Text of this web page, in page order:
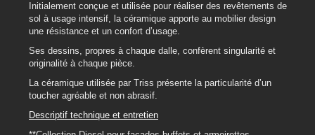
Initialement conçue et utilisée pour réaliser des revêtements de
sol à usage intensif, la céramique apporte au mobilier design
une résistance et un confort d’usage.
Ses dessins, propres à chaque dalle, confèrent singularité et
originalité à chaque pièce.
La céramique utilisée par Triss présente la particularité d’un
toucher agréable et non abrasif.
Descriptif technique et entretien